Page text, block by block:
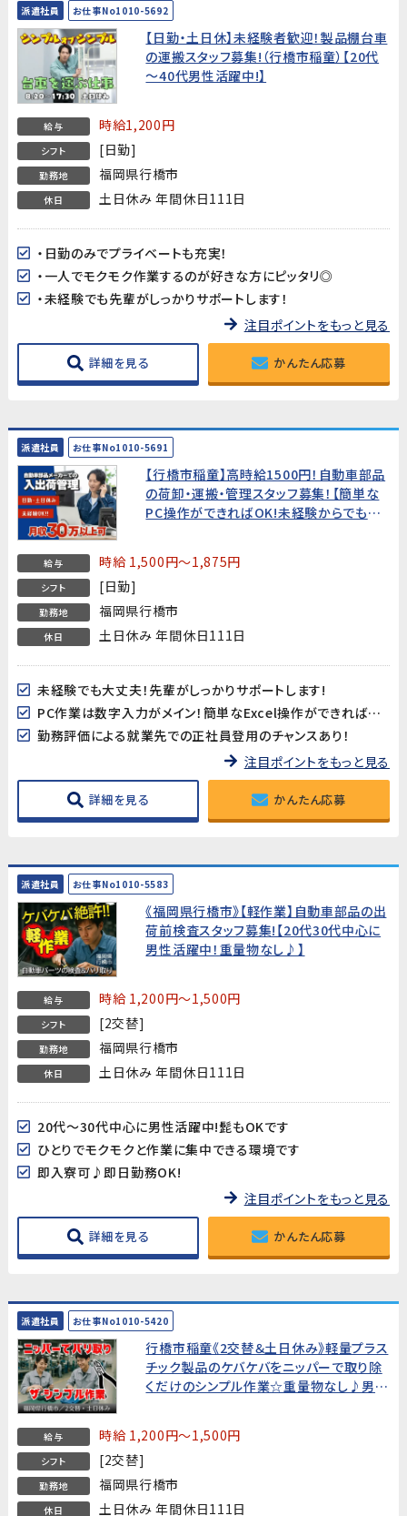
派遣社員 お仕事No1010-5692
【日勤・土日休】未経験者歓迎！製品棚台車
の運搬スタッフ募集!（行橋市稲童）【20代
～40代男性活躍中!】
給与 時給1,200円
シフト [日勤]
勤務地 福岡県行橋市
休日 土日休み 年間休日111日
・日勤のみでプライベートも充実！
・一人でモクモク作業するのが好きな方にピッタリ◎
・未経験でも先輩がしっかりサポートします！
注目ポイントをもっと見る
詳細を見る かんたん応募
派遣社員 お仕事No1010-5691
【行橋市稲童】高時給1500円！自動車部品
の荷卸・運搬・管理スタッフ募集！【簡単な
PC操作ができればOK!未経験からでも安
給与 時給 1,500円～1,875円
シフト [日勤]
勤務地 福岡県行橋市
休日 土日休み 年間休日111日
未経験でも大丈夫！先輩がしっかりサポートします!
PC作業は数字入力がメイン！簡単なExcel操作ができればOK♪
勤務評価による就業先での正社員登用のチャンスあり！
注目ポイントをもっと見る
詳細を見る かんたん応募
派遣社員 お仕事No1010-5583
《福岡県行橋市》【軽作業】自動車部品の出
荷前検査スタッフ募集!【20代30代中心に
男性活躍中！重量物なし♪】
給与 時給 1,200円～1,500円
シフト [2交替]
勤務地 福岡県行橋市
休日 土日休み 年間休日111日
20代～30代中心に男性活躍中!髭もOKです
ひとりでモクモクと作業に集中できる環境です
即入寮可♪即日勤務OK!
注目ポイントをもっと見る
詳細を見る かんたん応募
派遣社員 お仕事No1010-5420
行橋市稲童《2交替＆土日休み》軽量プラス
チック製品のケバケバをニッパーで取り除
くだけのシンプル作業☆重量物なし♪男女
給与 時給 1,200円～1,500円
シフト [2交替]
勤務地 福岡県行橋市
休日 土日休み 年間休日111日